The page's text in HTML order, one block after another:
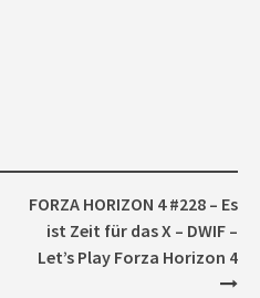
FORZA HORIZON 4 #228 – Es
ist Zeit für das X – DWIF –
Let’s Play Forza Horizon 4